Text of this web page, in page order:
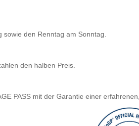
sowie den Renntag am Sonntag.
den halben Preis.
PASS mit der Garantie einer